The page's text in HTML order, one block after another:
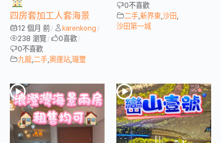
四房套加工人套海景
12 個月 前 / karenkong /
238 瀏覽 / 0喜歡 /
0不喜歡
九龍 二手 奧運站 瓏璽
0不喜歡
二手 新界東 沙田
沙田第一城